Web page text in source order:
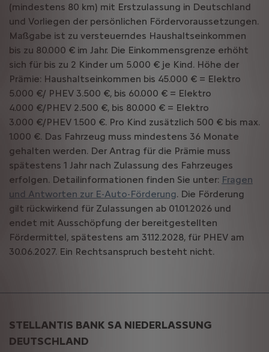
(mindestens 80 km) mit Erstzulassung in Deutschland
und Vorliegen der persönlichen Fördervoraussetzungen.
Maßgabe ist zu versteuerndes Haushaltseinkommen
bis zu 80.000 € im Jahr. Die Einkommensgrenze erhöht
sich für bis zu 2 Kinder um 5.000 € je Kind. Höhe der
Prämie: Haushaltseinkommen bis 45.000 € = Elektro
5.000 €/ PHEV 3.500 €, bis 60.000 € = Elektro
4.000 €/PHEV 2.500 €, bis 80.000 € = Elektro
3.000 €/PHEV 1.500 €. Pro Kind zusätzlich 500 € bis max.
1.000 €. Das Fahrzeug muss mindestens 36 Monate
gehalten werden. Der Antrag für die Prämie muss
spätestens 1 Jahr nach Zulassung des Fahrzeuges
erfolgen. Detailinformationen finden Sie unter: Fragen
und Antworten zur E-Auto-Förderung. Die Förderung
gilt rückwirkend für Zulassungen ab 01.01.2026 und
endet mit Ausschöpfung der bereitgestellten
Fördermittel, spätestens am 31.12.2028, für PHEV am
30.06.2027. Ein Rechtsanspruch besteht nicht.
STELLANTIS BANK SA NIEDERLASSUNG
DEUTSCHLAND